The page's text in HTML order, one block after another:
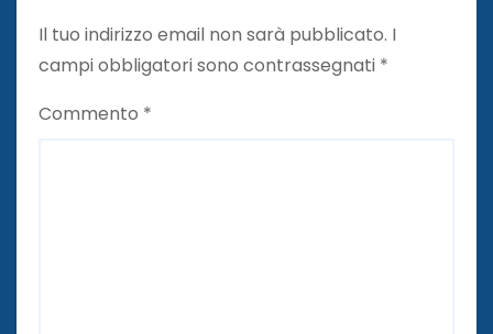
Il tuo indirizzo email non sarà pubblicato. I
campi obbligatori sono contrassegnati *
Commento *